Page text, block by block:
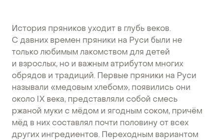
История пряников уходит в глубь веков.
С давних времен пряники на Руси были не
только любимым лакомством для детей
и взрослых, но и важным атрибутом многих
обрядов и традиций. Первые пряники на Руси
называли «медовым хлебом», появились они
около IX века, представляли собой смесь
ржаной муки с мёдом и ягодным соком, причём
мёд в них составлял почти половину от всех
других ингредиентов. Переходным вариантом